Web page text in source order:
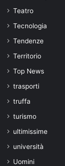
Teatro
Tecnologia
Tendenze
Territorio
Top News
trasporti
truffa
turismo
ultimissime
università
Uomini